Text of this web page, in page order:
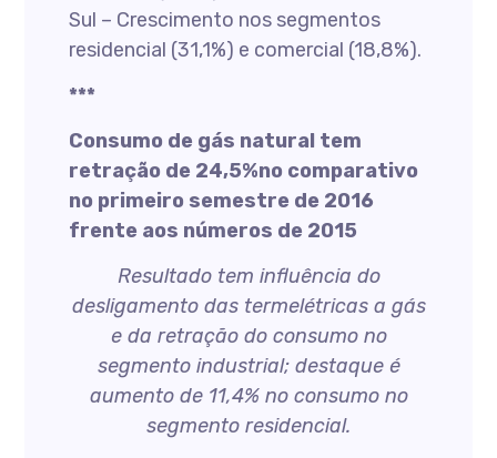
Sul – Crescimento nos segmentos
residencial (31,1%) e comercial (18,8%).
***
Consumo de gás natural tem
retração de 24,5%no comparativo
no primeiro semestre de 2016
frente aos números de 2015
Resultado tem influência do
desligamento das termelétricas a gás
e da retração do consumo no
segmento industrial; destaque é
aumento de 11,4% no consumo no
segmento residencial.